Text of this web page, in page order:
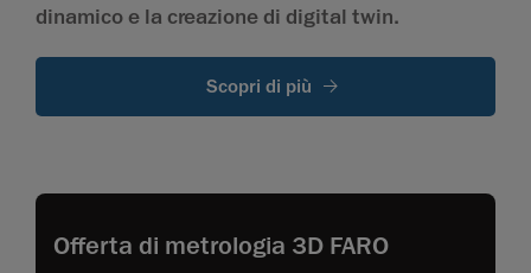
dinamico e la creazione di digital twin.
Scopri di più
Offerta di metrologia 3D FARO